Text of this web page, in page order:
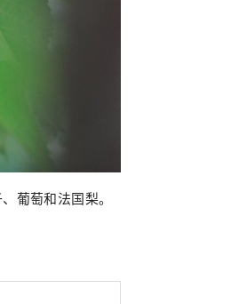
葡萄和法国梨。